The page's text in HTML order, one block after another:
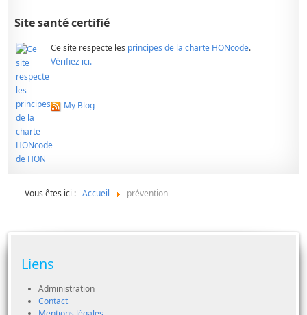
Site santé certifié
Ce site respecte les principes de la charte HONcode.
Vérifiez ici.
My Blog
Vous êtes ici : Accueil prévention
Liens
Administration
Contact